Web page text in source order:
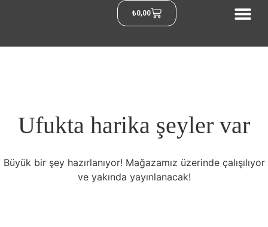
₺0,00
Ufukta harika şeyler var
Büyük bir şey hazırlanıyor! Mağazamız üzerinde çalışılıyor
ve yakında yayınlanacak!